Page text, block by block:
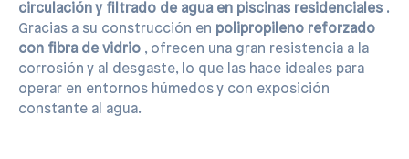
circulación y filtrado de agua en piscinas residenciales .
Gracias a su construcción en polipropileno reforzado
con fibra de vidrio , ofrecen una gran resistencia a la
corrosión y al desgaste, lo que las hace ideales para
operar en entornos húmedos y con exposición
constante al agua.